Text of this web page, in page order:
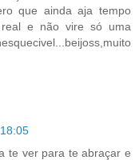
que ainda aja tempo
e não vire só uma
te ver para te abraçar e